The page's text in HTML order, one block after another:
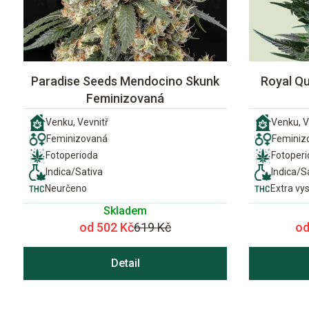
Paradise Seeds Mendocino Skunk
Feminizovaná
Venku, Vevnitř
Feminizovaná
Fotoperioda
Indica/Sativa
Neurčeno
Skladem
od 502 Kč619 Kč
Detail
Royal
Venku,
Indica/
Extra